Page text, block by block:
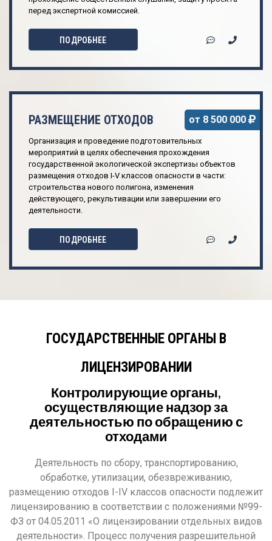
перед экспертной комиссией.
ПОДРОБНЕЕ
от 8 500 000
РАЗМЕЩЕНИЕ ОТХОДОВ
Организация и проведение подготовительных
мероприятий в целях обеспечения прохождения
государственной экологической экспертизы объектов
размещения отходов I-V классов опасности в части:
строительства нового полигона, изменения
действующего, рекультивации или завершении его
деятельности.
ПОДРОБНЕЕ
ГОСУДАРСТВЕННЫЕ ОРГАНЫ В
ЛИЦЕНЗИРОВАНИИ
Контролирующие органы,
осуществляющие надзор за
деятельностью по обращению с
отходами
Деятельность по сбору, транспортированию,
обработке, утилизации, обезвреживанию,
размещению отходов I-IV классов опасности подлежит
лицензированию в соответствии с положениями №99-
ФЗ от 04.05.2011 «О лицензировании отдельных видов
деятельности». Процесс получения разрешительной